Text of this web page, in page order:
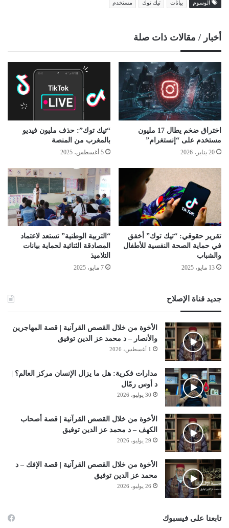
الوسوم بيانات تيك توك مستخدم
أخبار / مقالات ذات صلة
اختراق ضخم يطال 17 مليون
مستخدم على “إنستغرام”
20 يناير، 2026
“تيك توك”: حذف مليون فيديو
بالمغرب من المنصة
5 أغسطس، 2025
تقرير حقوقي: “تيك توك” أخفق
في حماية الصحة النفسية للأطفال
والشباب
13 مايو، 2025
“التربية الوطنية” تستعد لاعتماد
المصادقة الثنائية لحماية بيانات
التلاميذ
7 مايو، 2025
جديد قناة الإصلاح
الأخوة من خلال القصص القرآنية | قصة المهاجرين
والأنصار – د محمد عز الدين توفيق
1 أغسطس، 2026
مدارات فكرية: هل ما يزال الإنسان مركز العالم؟ |
د أوس رمّال
30 يوليو، 2026
الأخوة من خلال القصص القرآنية | قصة أصحاب
الكهف – د محمد عز الدين توفيق
29 يوليو، 2026
الأخوة من خلال القصص القرآنية | قصة الإفك – د
محمد عز الدين توفيق
26 يوليو، 2026
تابعنا على فيسبوك